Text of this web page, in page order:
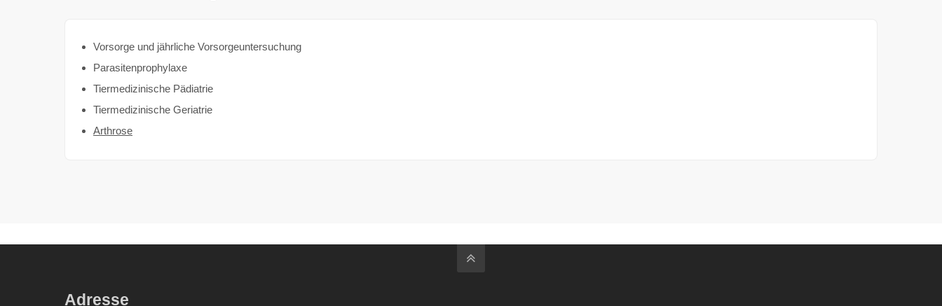
Vorsorge und jährliche Vorsorgeuntersuchung
Parasitenprophylaxe
Tiermedizinische Pädiatrie
Tiermedizinische Geriatrie
Arthrose
Adresse